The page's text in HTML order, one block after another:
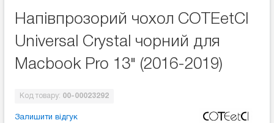
Напівпрозорий чохол COTEetCI
Universal Crystal чорний для
Macbook Pro 13" (2016-2019)
Код товару: 00-00023292
Залишити відгук